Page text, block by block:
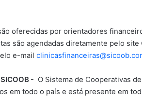
oferecidas por orientadores
são agendadas diretamente pelo
e-mail
- O Sistema de Cooperativas
em todo o país e está presente em